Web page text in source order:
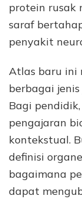
protein rusak
saraf
penyakit
Atlas baru ini
berbagai
Bagi
pengajaran
kontekstual.
definisi
bagaimana
dapat